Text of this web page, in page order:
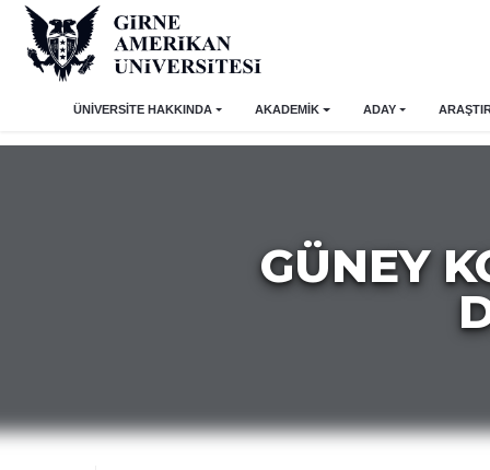
ÜNİVERSİTE HAKKINDA AKADEMİK ADAY
GÜNEY